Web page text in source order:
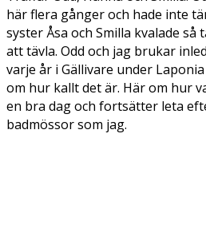
här flera gånger och hade inte
syster Åsa och Smilla kvalade så
att tävla. Odd och jag brukar
varje år i Gällivare under
om hur kallt det är. Här om hur
en bra dag och fortsätter leta
badmössor som jag.